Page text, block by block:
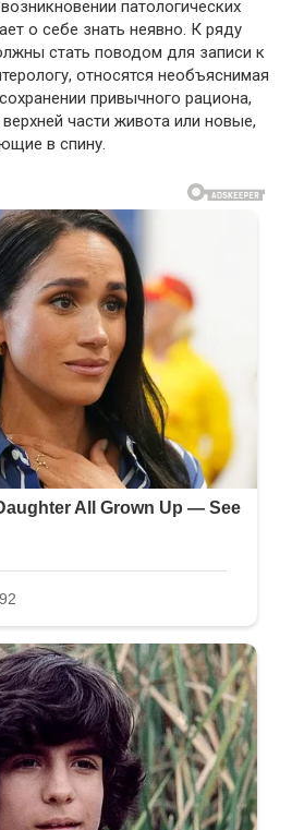
патологических
о себе знать неявно. К ряду
стать поводом для записи к
относятся необъяснимая
привычного рациона,
части живота или новые,
в спину.